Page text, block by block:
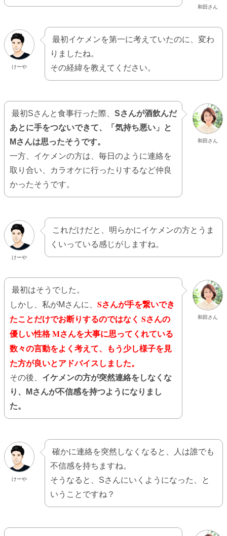
和田さん
けーや
最初イケメンを第一に考えていたのに、変わ
りましたね。
その経緯を教えてください。
和田さん
最初Sさんと食事行った際、 Sさんが酒飲んだ
あとに手をつないできて、「気持ち悪い」と
Mさんは思ったそうです。
一方、イケメンの方は、毎日のように連絡を
取り合い、カラオケに行ったりするなど仲良
かったそうです。
けーや
これだけだと、明らかにイケメンの方とうま
くいっている感じがしますね。
和田さん
最初はそうでした。
しかし、私がMさんに、 Sさんが手を繋いでき
たことだけでお断りするのではなく Sさんの
優しい性格 Mさんを大事に思ってくれている
数々の言動をよく考えて、
もう少し様子を見
た方が良いとアドバイスしました。
その後、 イケメンの方が突然連絡をしなくな
り、Mさんが不信感を持つようになりまし
た。
けーや
確かに連絡を突然しなくなると、人は誰でも
不信感を持ちますね。
そうなると、Sさんにいくようになった、と
いうことですね？